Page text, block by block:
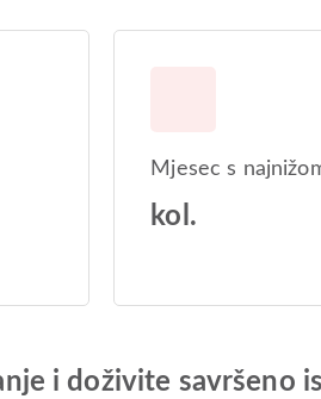
Mjesec s
kol.
i doživite savršeno